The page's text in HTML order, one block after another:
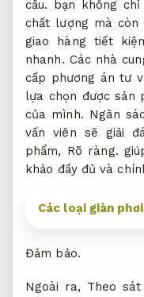
cầu. bạn không
chất lượng mà
giao hàng tiết
nhanh. Các nhà
cấp phương án tư
lựa chọn được sản
của mình. Ngân
vấn viên sẽ giải
phẩm, Rõ ràng.
khảo đầy đủ và
Các loại giàn
Đảm bảo.
Ngoài ra, Theo